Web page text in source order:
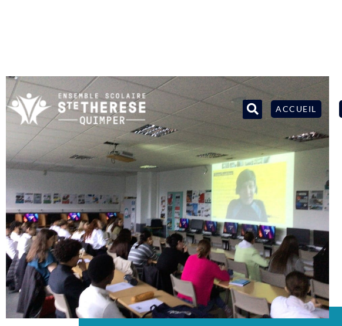
ACCUEIL